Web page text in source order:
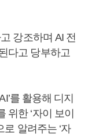
강조하며 AI 전
다고 당부하고
를 활용해 디지
위한 ‘자이 보이
로 알려주는 ‘자